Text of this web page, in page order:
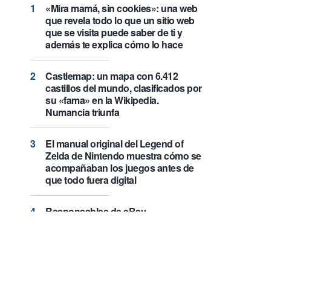
«Mira mamá, sin cookies»: una web
que revela todo lo que un sitio web
que se visita puede saber de ti y
además te explica cómo lo hace
Castlemap: un mapa con 6.412
castillos del mundo, clasificados por
su «fama» en la Wikipedia.
Numancia triunfa
El manual original del Legend of
Zelda de Nintendo muestra cómo se
acompañaban los juegos antes de
que todo fuera digital
Responsables de eBay